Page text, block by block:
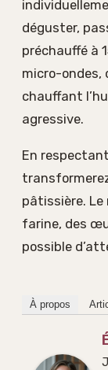
déguster,
préchauffé à
micro-ondes,
chauffant
agressive.
En
pâtissière. Le
farine, des
possible
À propos